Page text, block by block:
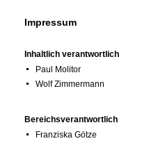
Impressum
Inhaltlich verantwortlich
Paul Molitor
Wolf Zimmermann
Bereichsverantwortlich
Franziska Götze